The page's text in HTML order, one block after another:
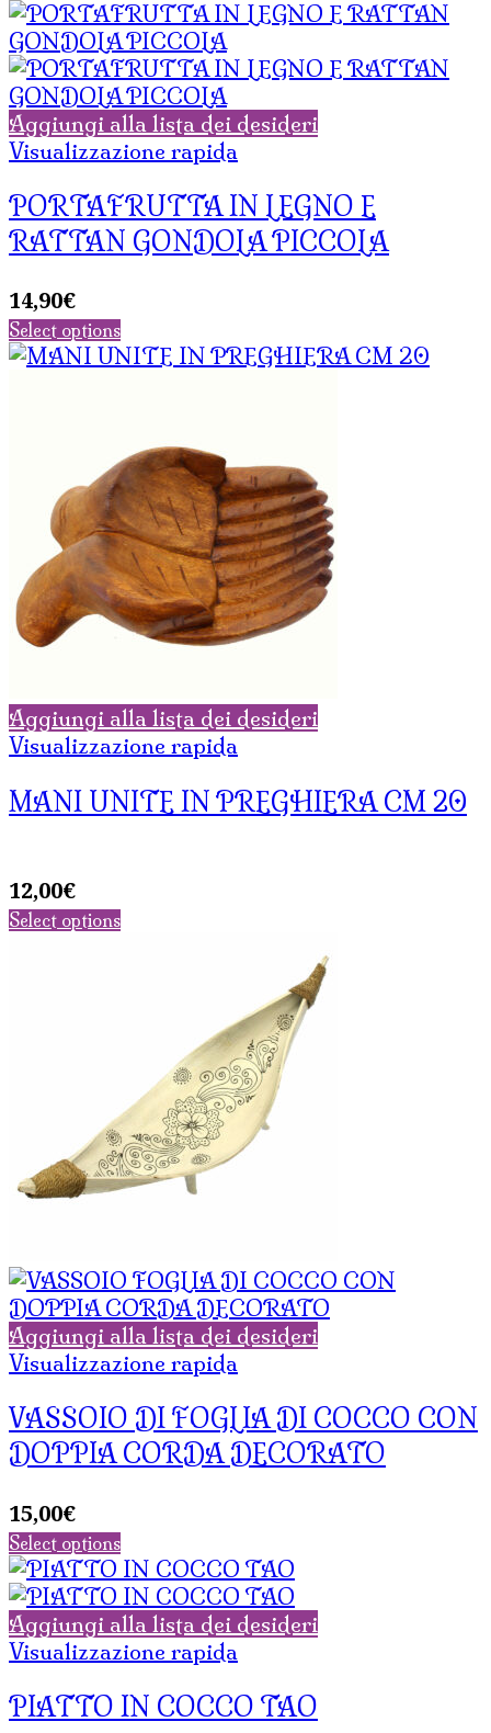
Aggiungi alla lista dei desideri
Visualizzazione rapida
PORTAFRUTTA IN LEGNO E
RATTAN GONDOLA PICCOLA
14,90€
Select options
Aggiungi alla lista dei desideri
Visualizzazione rapida
MANI UNITE IN PREGHIERA CM 20
12,00€
Select options
Aggiungi alla lista dei desideri
Visualizzazione rapida
VASSOIO DI FOGLIA DI COCCO CON
DOPPIA CORDA DECORATO
15,00€
Select options
Aggiungi alla lista dei desideri
Visualizzazione rapida
PIATTO IN COCCO TAO